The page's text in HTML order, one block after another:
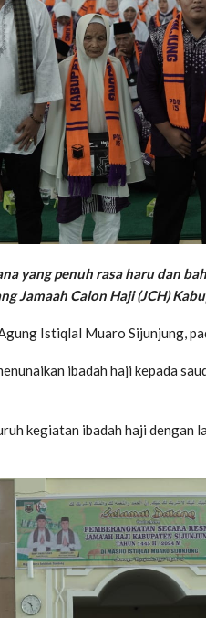
yang penuh rasa haru dan
Jamaah Calon Haji (JCH)
Istiqlal Muaro Sijunjung,
ibadah haji kepada
kegiatan ibadah haji dengan